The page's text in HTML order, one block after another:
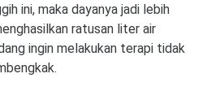
ini, maka dayanya jadi lebih
ratusan liter air
ingin melakukan terapi tidak